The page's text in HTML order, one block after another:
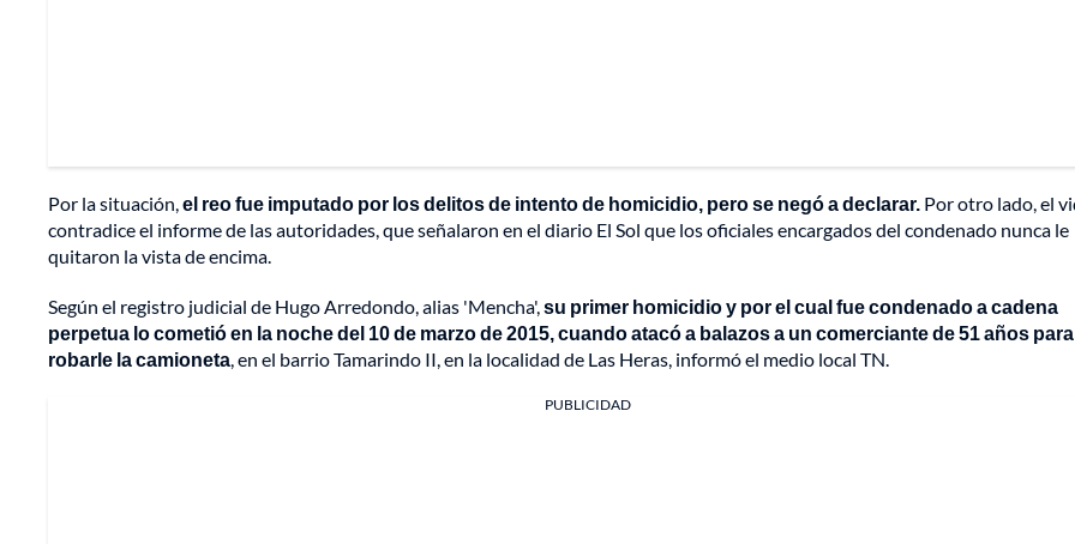
Por la situación,el reo fue imputado por los delitos de intento de homicidio, pero se negó a declarar. Por otro lado, el
contradice el informe de las autoridades, que señalaron en el diario El Sol que los oficiales encargados del condenado nunca le
quitaron la vista de encima.
Según el registro judicial de Hugo Arredondo, alias 'Mencha',su primer homicidio y por el cual fue condenado a cadena
perpetua lo cometió en la noche del 10 de marzo de 2015, cuando atacó a balazos a un comerciante de 51 años para
robarle la camioneta, en el barrio Tamarindo II, en la localidad de Las Heras, informó el medio local TN.
PUBLICIDAD